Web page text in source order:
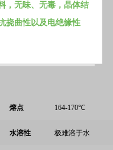
，无味、无毒，晶体结
挠曲性以及电绝缘性
熔点 164-170℃
水溶性 极难溶于水